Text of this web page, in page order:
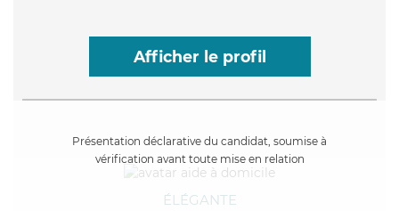
Afficher le profil
Présentation déclarative du candidat, soumise à
vérification avant toute mise en relation
ÉLÉGANTE